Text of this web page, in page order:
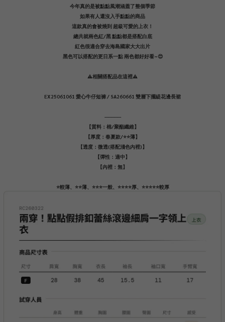
今年真的是被點點風潮涵蓋了整個季節
如果有人還沒入手點點的商品
這款真的會被燒到 超級可愛的上衣！
總共就兩色紅/黑 點點都是搭配白底
紅色很適合穿去海島國家大大出片
黑色可以搭配的更日系一點 兩色都好好看~😍
⚠️相關搭配品在這裡⚠️
EX25061061 愛心牛仔短褲 / SA260661 雙層下擺緹花邊長裙
-----------
【質料：棉/聚酯纖維】
【厚度：春夏款/⭐️⭐️薄】
【透度：微透(搭配淺色內裡)】
【彈性：適中】
【內裡：無】
⭐️較薄、⭐️⭐️薄、⭐️⭐️⭐️一般、⭐️⭐️⭐️⭐️厚、⭐️⭐️⭐️⭐️⭐️較厚